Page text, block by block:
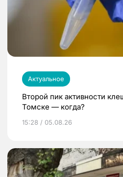
Актуальное
Второй пик активности
Томске — когда?
15:28 / 05.08.26